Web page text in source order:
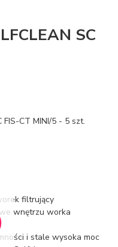
SC
FIS-CT MINI/5 - 5 szt.
filtrujący
wnętrzu worka
i stale wysoka moc